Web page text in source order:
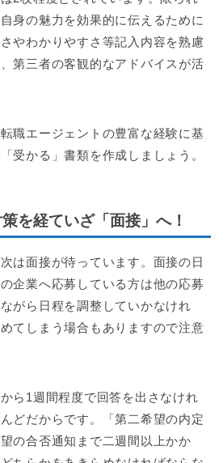
身の魅力を効果的に伝えるために
やわかりやすさ等記入内容を熟慮
第三者の客観的なアドバイスが活
職エージェントの豊富な経験に基
受かる」書類を作成しましょう。
を経ていざ「面接」へ！
は面接が待っています。面接の日
企業へ応募している方は他の応募
がら日程を調整していかなけれ
てしまう場合もありますので注意
ら1週間程度で回答を出さなけれ
どだからです。「第二希望の内定
の合否通知まで二週間以上かか